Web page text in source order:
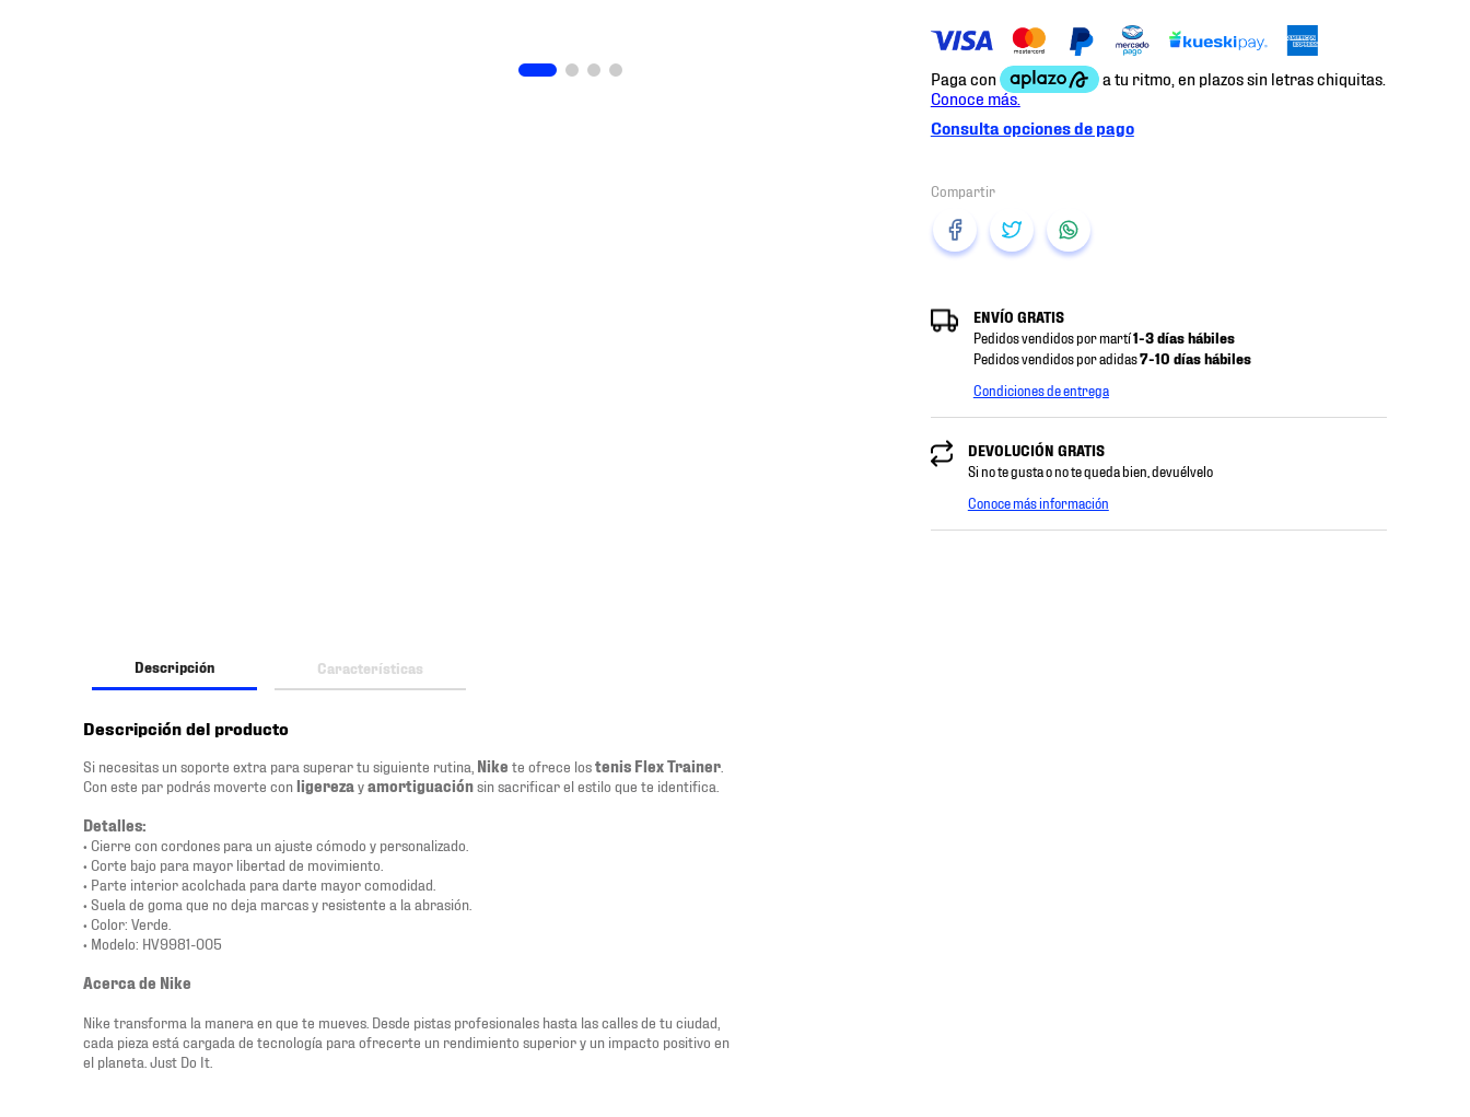
Consulta opciones de pago
ENVÍO GRATIS
Pedidos vendidos por martí1-3 días hábiles
Pedidos vendidos por adidas7-10 días hábiles
Condiciones de entrega
DEVOLUCIÓN GRATIS
Si no te gusta o no te queda bien, devuélvelo
Conoce más información
Descripción Características
Descripción del producto
Si necesitas un soporte extra para superar tu siguiente rutina, Nike te ofrece lostenis Flex Trainer
Con este par podrás moverte conligereza yamortiguaciónsin sacrificar el estilo que te identifica.
Detalles:
• Cierre con cordones para un ajuste cómodo y personalizado.
• Corte bajo para mayor libertad de movimiento.
• Parte interior acolchada para darte mayor comodidad.
• Suela de goma que no deja marcas y resistente a la abrasión.
• Color: Verde.
• Modelo: HV9981-005
Acerca de Nike
Nike transforma la manera en que te mueves. Desde pistas profesionales hasta las calles de tu ciudad,
cada pieza está cargada de tecnología para ofrecerte un rendimiento superior y un impacto positivo en
el planeta. Just Do It.